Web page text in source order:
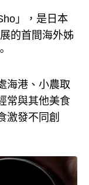
」，是日本
的首間海外姊
海港、小農取
常與其他美食
激發不同創